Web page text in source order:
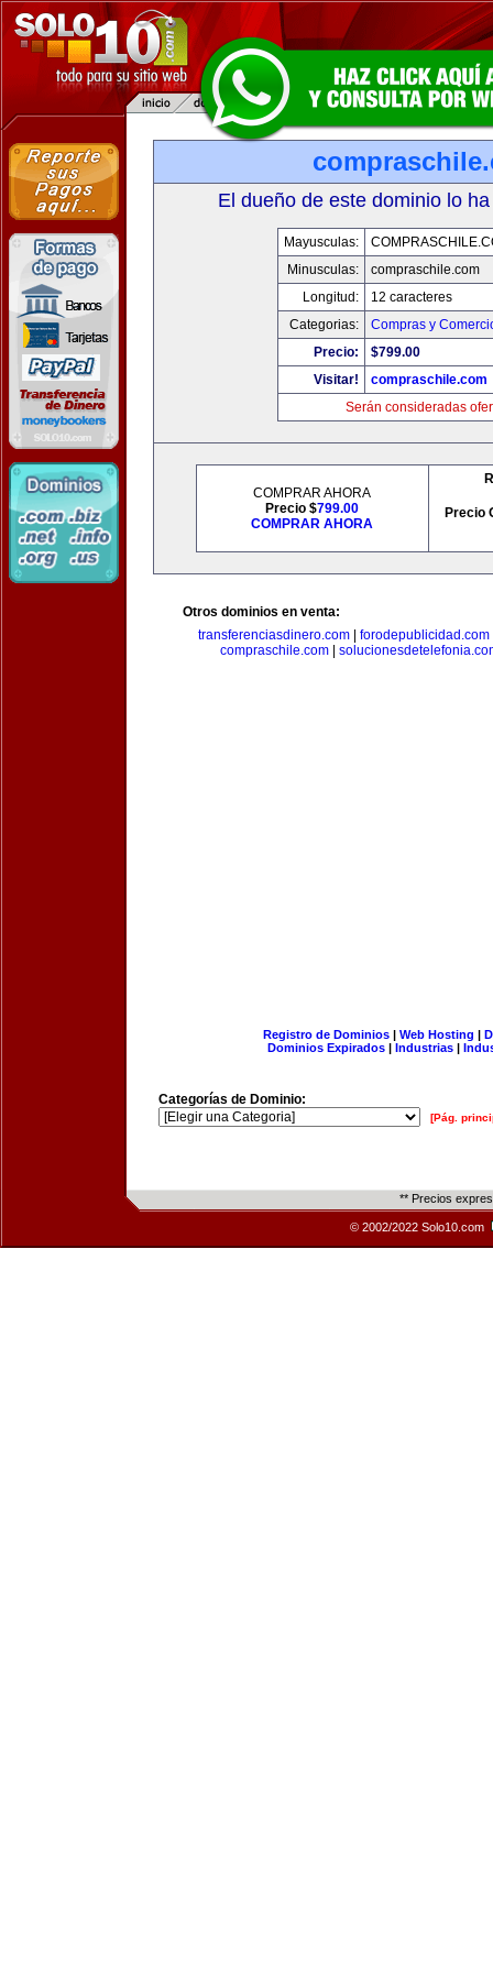
El dueño de este dominio lo
Mayusculas:
Minusculas:
compraschile.com
Longitud:
12 caracteres
Categorias:
Compras y
Precio:
$799.00
Visitar!
compraschile.com
Serán consideradas
COMPRAR AHORA
Precio $799.00
COMPRAR AHORA
Precio
Otros dominios en venta:
transferenciasdinero.com
forodepublicidad.com
compraschile.com
Registro de Dominios| Web Hosting |
Dominios Expirados | Industrias |
Categorías de Dominio:
[Pág.
** Precios
© 2002/2022 Solo10.com